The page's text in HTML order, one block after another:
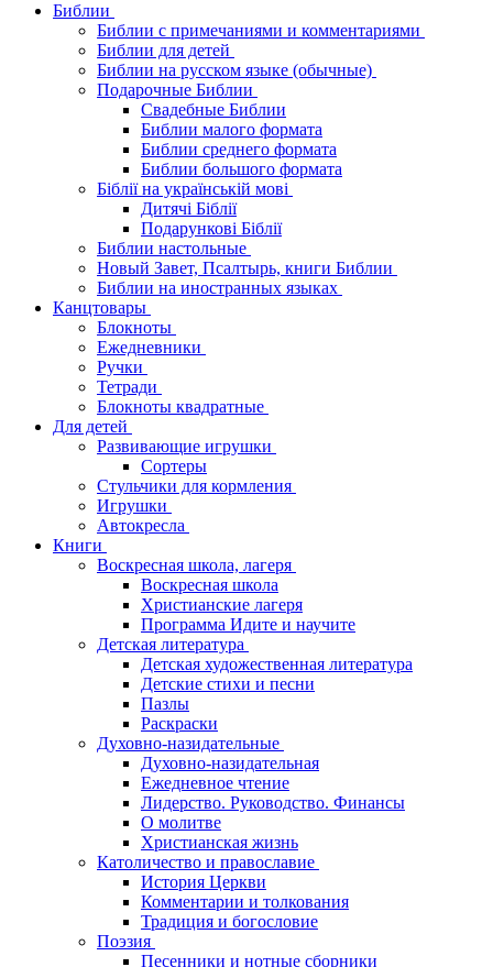
Библии
Библии с примечаниями и комментариями
Библии для детей
Библии на русском языке (обычные)
Подарочные Библии
Свадебные Библии
Библии малого формата
Библии среднего формата
Библии большого формата
Біблії на українській мові
Дитячі Біблії
Подарункові Біблії
Библии настольные
Новый Завет, Псалтырь, книги Библии
Библии на иностранных языках
Канцтовары
Блокноты
Ежедневники
Ручки
Тетради
Блокноты квадратные
Для детей
Развивающие игрушки
Сортеры
Стульчики для кормления
Игрушки
Автокресла
Книги
Воскресная школа, лагеря
Воскресная школа
Христианские лагеря
Программа Идите и научите
Детская литература
Детская художественная литература
Детские стихи и песни
Пазлы
Раскраски
Духовно-назидательные
Духовно-назидательная
Ежедневное чтение
Лидерство. Руководство. Финансы
О молитве
Христианская жизнь
Католичество и православие
История Церкви
Комментарии и толкования
Традиция и богословие
Поэзия
Песенники и нотные сборники